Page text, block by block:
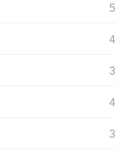
5
4
3
4
3